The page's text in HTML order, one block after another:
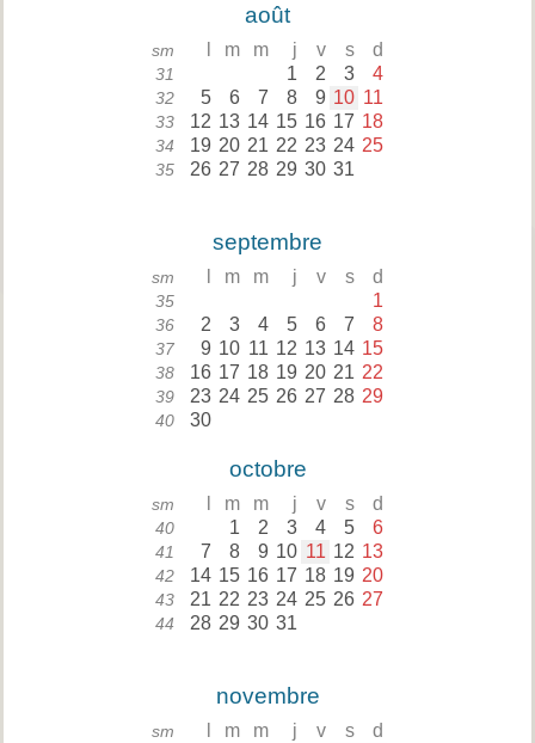
août
sm m m j v s d
31 1 2 3 4
32 5 6 7 8 9 10 11
33 12 13 14 15 16 17 18
34 19 20 21 22 23 24 25
35 26 27 28 29 30 31
septembre
sm m m j v s d
35 1
36 2 3 4 5 6 7 8
37 9 10 11 12 13 14 15
38 16 17 18 19 20 21 22
39 23 24 25 26 27 28 29
40 30
octobre
sm m m j v s d
40 1 2 3 4 5 6
41 7 8 9 10 11 12 13
42 14 15 16 17 18 19 20
43 21 22 23 24 25 26 27
44 28 29 30 31
novembre
sm m m j v s d